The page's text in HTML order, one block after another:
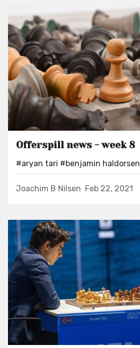
Offerspill news - week 8
#aryan tari #benjamin haldorsen
Joachim B Nilsen Feb 22, 2021